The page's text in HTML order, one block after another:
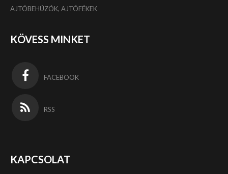
AJTÓBEHÚZÓK, AJTÓFÉKEK
KÖVESS MINKET
FACEBOOK
RSS
KAPCSOLAT